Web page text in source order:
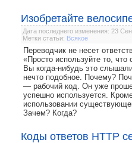
Изобретайте
Дата последнего изменения: 23
Метки статьи: Всякое
Переводчик не несет
«Просто используйте то,
Вы когда-нибудь это
нечто подобное. Почему?
— рабочий код. Он уже
успешно используется.
использовании
Зачем? Когда?
Коды ответов HTTP